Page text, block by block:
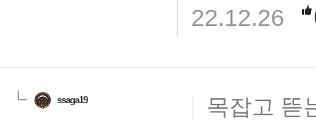
22.12.26
ssaga19 목잡고 뜯